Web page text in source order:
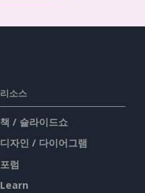
리소스
책 / 슬라이드쇼
디자인 / 다이어그램
포럼
Learn